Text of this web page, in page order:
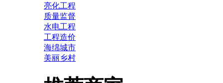
亮化工程
质量监督
水电工程
工程造价
海绵城市
美丽乡村